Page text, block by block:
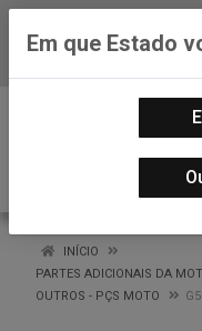
INÍCIO
PARTES ADICIONAIS DA
OUTROS - PÇS MOTO
Em que Estado